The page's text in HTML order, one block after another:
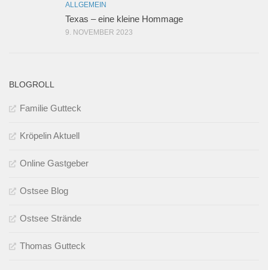
ALLGEMEIN
Texas – eine kleine Hommage
9. NOVEMBER 2023
BLOGROLL
Familie Gutteck
Kröpelin Aktuell
Online Gastgeber
Ostsee Blog
Ostsee Strände
Thomas Gutteck